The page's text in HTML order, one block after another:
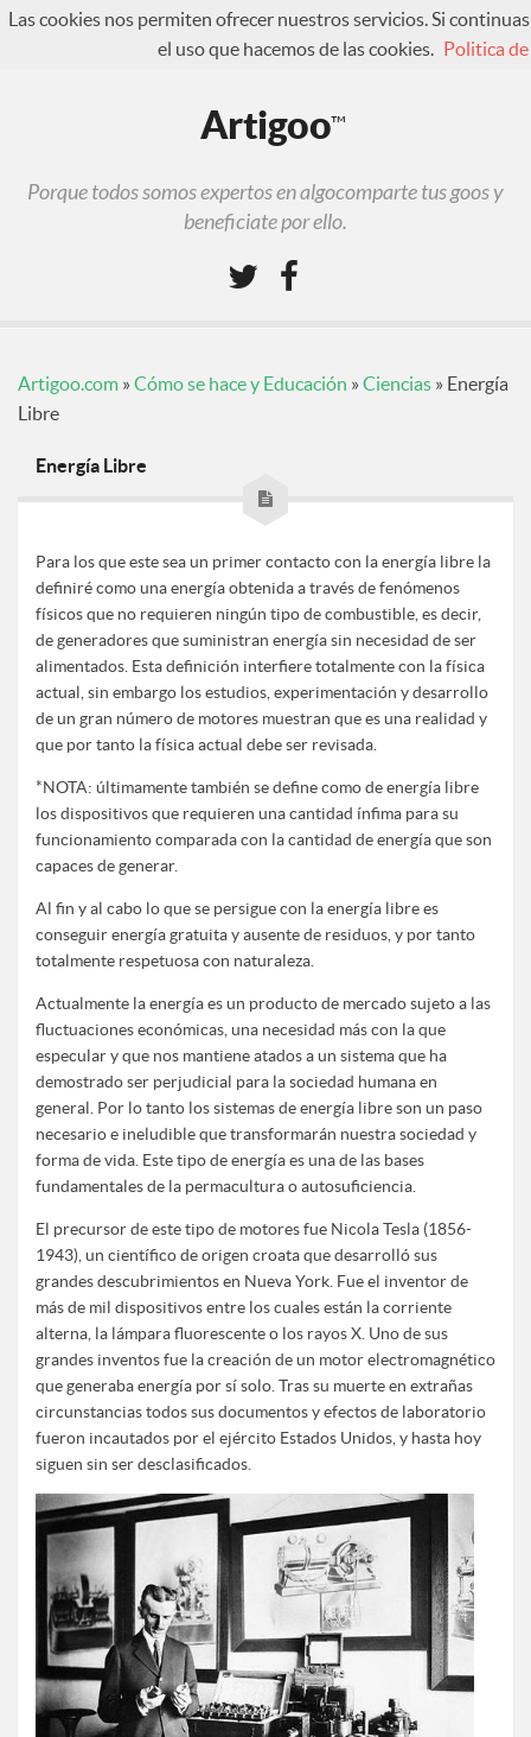
Artigoo™
Porque todos somos expertos en algocomparte tus goos y
beneficiate por ello.
Artigoo.com » Cómo se hace y Educación » Ciencias » Energía
Libre
Energía Libre
Para los que este sea un primer contacto con la energía libre la
definiré como una energía obtenida a través de fenómenos
físicos que no requieren ningún tipo de combustible, es decir,
de generadores que suministran energía sin necesidad de ser
alimentados. Esta definición interfiere totalmente con la física
actual, sin embargo los estudios, experimentación y desarrollo
de un gran número de motores muestran que es una realidad y
que por tanto la física actual debe ser revisada.
*NOTA: últimamente también se define como de energía libre
los dispositivos que requieren una cantidad ínfima para su
funcionamiento comparada con la cantidad de energía que son
capaces de generar.
Al fin y al cabo lo que se persigue con la energía libre es
conseguir energía gratuita y ausente de residuos, y por tanto
totalmente respetuosa con naturaleza.
Actualmente la energía es un producto de mercado sujeto a las
fluctuaciones económicas, una necesidad más con la que
especular y que nos mantiene atados a un sistema que ha
demostrado ser perjudicial para la sociedad humana en
general. Por lo tanto los sistemas de energía libre son un paso
necesario e ineludible que transformarán nuestra sociedad y
forma de vida. Este tipo de energía es una de las bases
fundamentales de la permacultura o autosuficiencia.
El precursor de este tipo de motores fue Nicola Tesla (1856-
1943), un científico de origen croata que desarrolló sus
grandes descubrimientos en Nueva York. Fue el inventor de
más de mil dispositivos entre los cuales están la corriente
alterna, la lámpara fluorescente o los rayos X. Uno de sus
grandes inventos fue la creación de un motor electromagnético
que generaba energía por sí solo. Tras su muerte en extrañas
circunstancias todos sus documentos y efectos de laboratorio
fueron incautados por el ejército Estados Unidos, y hasta hoy
siguen sin ser desclasificados.
Las cookies nos permiten ofrecer nuestros servicios. Si
el uso que hacemos de las cookies. Politica